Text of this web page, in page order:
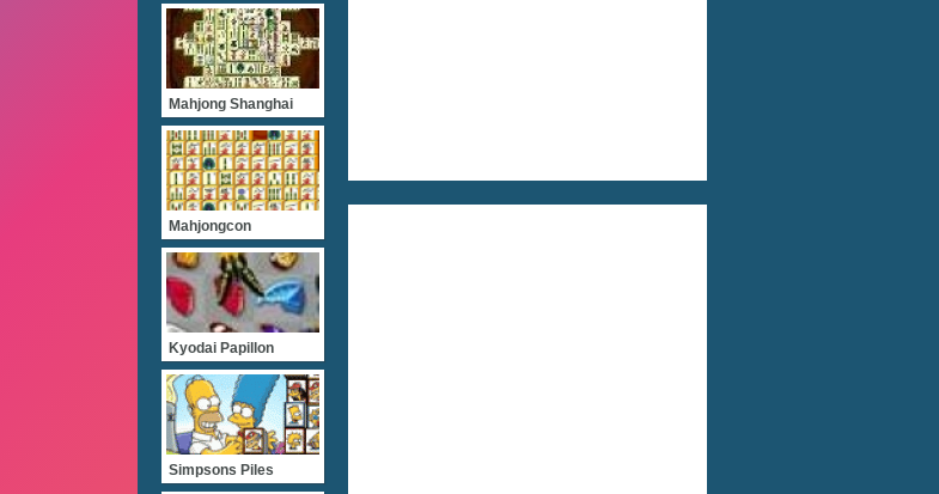
Mahjong Shanghai
Mahjongcon
Kyodai Papillon
Simpsons Piles